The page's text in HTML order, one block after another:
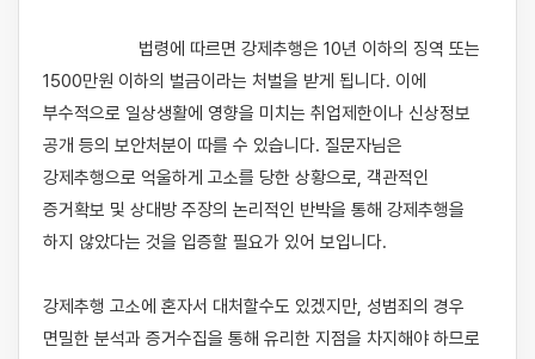
1500만원 이하의 벌금이라는 처벌을 받게 됩니다. 이에
부수적으로 일상생활에 영향을 미치는 취업제한이나 신상정보
공개 등의 보안처분이 따를 수 있습니다. 질문자님은
강제추행으로 억울하게 고소를 당한 상황으로, 객관적인
증거확보 및 상대방 주장의 논리적인 반박을 통해 강제추행을
하지 않았다는 것을 입증할 필요가 있어 보입니다.
강제추행 고소에 혼자서 대처할수도 있겠지만, 성범죄의 경우
면밀한 분석과 증거수집을 통해 유리한 지점을 차지해야 하므로